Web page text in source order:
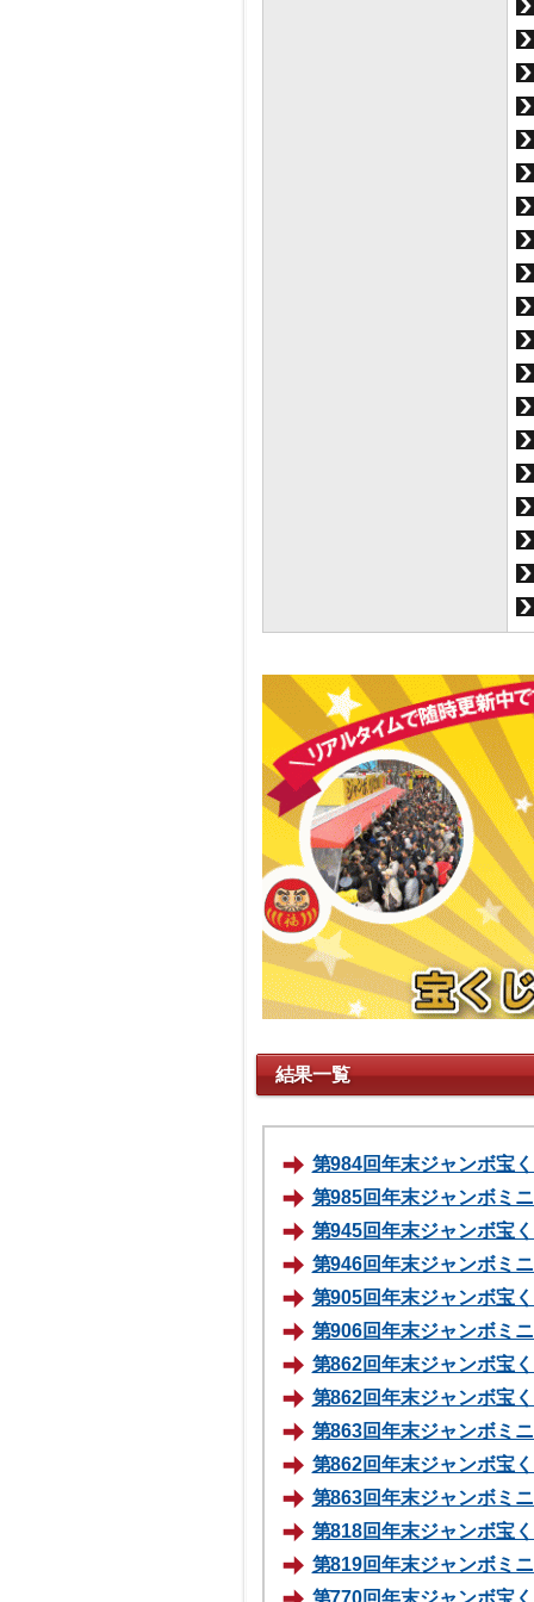
結果一覧
第984回年末ジャンボ宝
第985回年末ジャンボミ
第945回年末ジャンボ宝
第946回年末ジャンボミ
第905回年末ジャンボ宝
第906回年末ジャンボミ
第862回年末ジャンボ宝
第862回年末ジャンボ宝
第863回年末ジャンボミ
第862回年末ジャンボ宝
第863回年末ジャンボミ
第818回年末ジャンボ宝
第819回年末ジャンボミ
第770回年末ジャンボ宝